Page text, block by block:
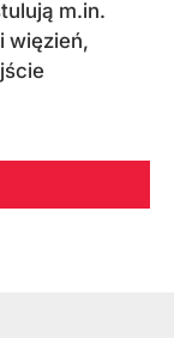
m.in.
więzień,